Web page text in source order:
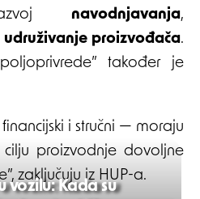
navodnjavanja,
udruživanje proizvođača.
također je
financijski i stručni — moraju
proizvodnje dovoljne
zaključuju iz HUP-a.
vozilu: Kada su